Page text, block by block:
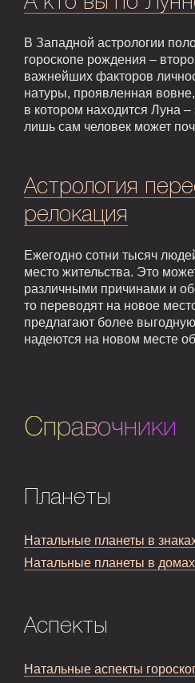
В Западной астрологии
гороскопе рождения –
важнейших факторов
натуры, проявленная
в котором находится Луна
лишь сам человек может
Астрология
релокация
Ежегодно сотни тысяч
место жительства. Это
различными причинами и
то переводят на новое
предлагают более
надеются на новом месте
Справочники
Планеты
Натальные планеты в
Натальные планеты в домах
Аспекты
Натальные аспекты